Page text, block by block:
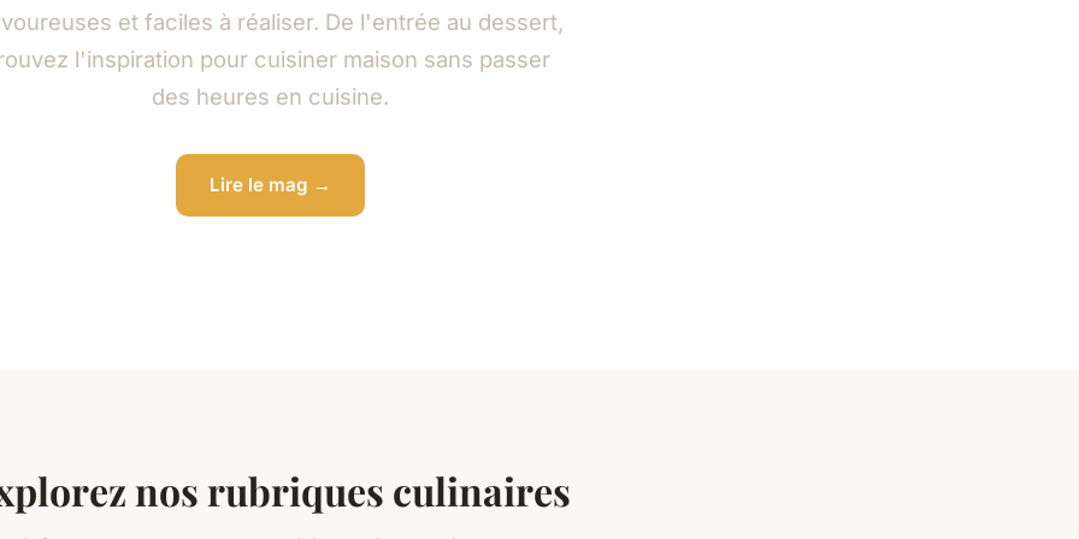
et faciles à réaliser. De l'entrée au dessert,
l'inspiration pour cuisiner maison sans passer
des heures en cuisine.
Lire le mag →
nos rubriques culinaires